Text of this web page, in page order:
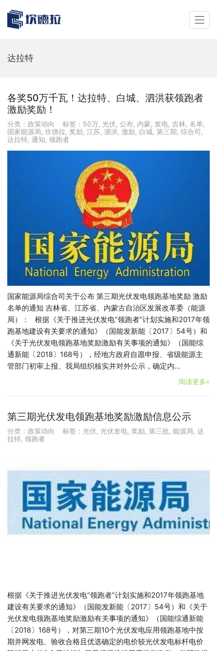
达拉特
各奖50万千瓦！达拉特、白城、泗洪获领跑者
激励奖励！
分类： 政策动向 标签： 50万, 光伏, 公布, 内蒙, 发电, 吉林, 名单,
国家能源局, 坎德拉, 奖励, 江苏, 泗洪, 激励, 白城, 第三期, 综合司 ,
达拉特, 通知, 领跑者
国家能源局综合司关于公布 第三期光伏发电领跑基地奖励 激励
名单的通知 吉林省、江苏省、内蒙古自治区发展改革委（能源
局）： 根据《关于推进光伏发电“领跑者”计划实施和2017年领
跑基地建设有关要求的通知》（国能发新能〔2017〕54号）和
《关于光伏发电领跑基地奖励激励有关事项的通知》（国能综
通新能〔2018〕168号），经地方政府自愿申报、省级能源主
管部门初审上报、我局组织核实并对外公示，确定内…
阅读更多»
第三期光伏发电领跑基地奖励激励信息公示
分类： 政策动向 标签： 光伏, 光伏发电, 奖励, 第三批, 能源局, 达
拉特, 领跑者
根据《关于推进光伏发电“领跑者”计划实施和2017年领跑基地
建设有关要求的通知》（国能发新能〔2017〕54号）和《关于
光伏发电领跑基地奖励激励有关事项的通知》（国能综通新能
〔2018〕168号），对第三期10个光伏发电应用领跑基地中按
期并网发电、验收合格且优选确定的电价较光伏发电标杆电价